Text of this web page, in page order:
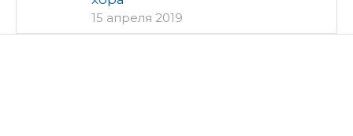
15 апреля 2019